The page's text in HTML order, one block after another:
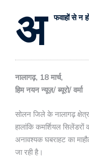
अ फवाहों से न
नालागढ़, 18 मार्च,
हिम नयन न्यूज़/ ब्यूरो/ वर्मा
सोलन जिले के नालागढ़
हालांकि कमर्शियल सिलेंडरों
अनावश्यक घबराहट का
जा रही है।